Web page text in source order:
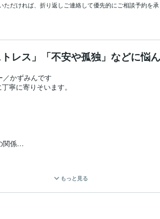
だければ、折り返しご連絡して優先的にご相談予約を承
レス」「不安や孤独」などに悩
かずみんです
寧に寄りそいます。
関係…
もっと見る